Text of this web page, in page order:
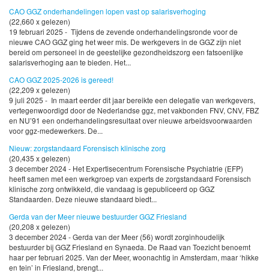
CAO GGZ onderhandelingen lopen vast op salarisverhoging
(22,660 x gelezen)
19 februari 2025 - Tijdens de zevende onderhandelingsronde voor de
nieuwe CAO GGZ ging het weer mis. De werkgevers in de GGZ zijn niet
bereid om personeel in de geestelijke gezondheidszorg een fatsoenlijke
salarisverhoging aan te bieden. Het...
CAO GGZ 2025-2026 is gereed!
(22,209 x gelezen)
9 juli 2025 - In maart eerder dit jaar bereikte een delegatie van werkgevers,
vertegenwoordigd door de Nederlandse ggz, met vakbonden FNV, CNV, FBZ
en NU’91 een onderhandelingsresultaat over nieuwe arbeidsvoorwaarden
voor ggz-medewerkers. De...
Nieuw: zorgstandaard Forensisch klinische zorg
(20,435 x gelezen)
3 december 2024 - Het Expertisecentrum Forensische Psychiatrie (EFP)
heeft samen met een werkgroep van experts de zorgstandaard Forensisch
klinische zorg ontwikkeld, die vandaag is gepubliceerd op GGZ
Standaarden. Deze nieuwe standaard biedt...
Gerda van der Meer nieuwe bestuurder GGZ Friesland
(20,208 x gelezen)
3 december 2024 - Gerda van der Meer (56) wordt zorginhoudelijk
bestuurder bij GGZ Friesland en Synaeda. De Raad van Toezicht benoemt
haar per februari 2025. Van der Meer, woonachtig in Amsterdam, maar ‘hikke
en tein’ in Friesland, brengt...